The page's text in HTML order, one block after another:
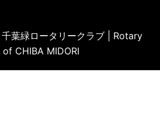
葉緑ロータリークラブ | Rotary
of CHIBA MIDORI